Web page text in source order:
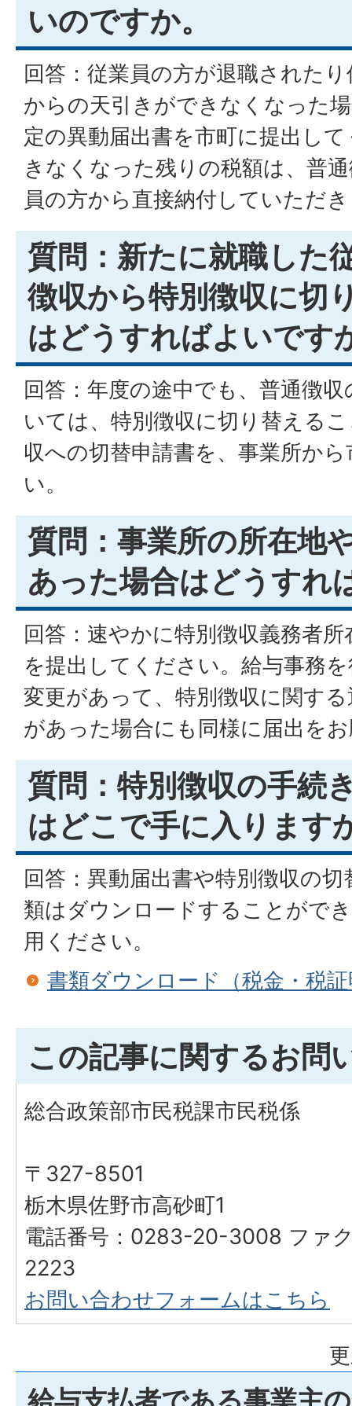
いのですか。
回答：従業員の方が退職された
からの天引きができなくなった
定の異動届出書を市町に提出し
きなくなった残りの税額は、普
員の方から直接納付していただ
質問：新たに就職した
徴収から特別徴収に切
はどうすればよいです
回答：年度の途中でも、普通徴
いては、特別徴収に切り替える
収への切替申請書を、事業所か
い。
質問：事業所の所在地
あった場合はどうすれ
回答：速やかに特別徴収義務者
を提出してください。給与事務
変更があって、特別徴収に関す
があった場合にも同様に届出を
質問：特別徴収の手続
はどこで手に入ります
回答：異動届出書や特別徴収の
類はダウンロードすることがで
用ください。
書類ダウンロード（税金・税
この記事に関するお問
総合政策部市民税課市民税係
〒327-8501
栃木県佐野市高砂町1
電話番号：0283-20-3008 ファ
2223
お問い合わせフォームはこちら